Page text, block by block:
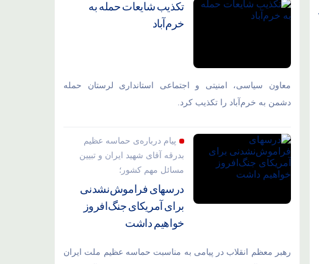
تکذیب شایعات حمله به
خرم‌آباد
معاون سیاسی، امنیتی و اجتماعی استانداری لرستان حمله
دشمن به خرم‌آباد را تکذیب کرد.
پیام درباره‌ی حماسه عظیم
بدرقه آقای شهید ایران و تبیین
مسائل مهم کشور؛
درسهای فراموش‌نشدنی
برای آمریکای جنگ‌افروز
خواهیم داشت
رهبر معظم انقلاب در پیامی به مناسبت حماسه عظیم ملت ایران